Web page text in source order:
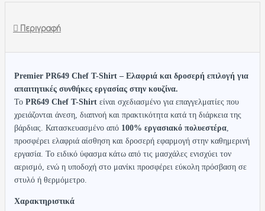
Περιγραφή
Premier PR649 Chef T-Shirt – Ελαφριά και δροσερή επιλογή για
απαιτητικές συνθήκες εργασίας στην κουζίνα.
Το PR649 Chef T-Shirt είναι σχεδιασμένο για επαγγελματίες που
χρειάζονται άνεση, διαπνοή και πρακτικότητα κατά τη διάρκεια της
βάρδιας. Κατασκευασμένο από 100% εργασιακό πολυεστέρα,
προσφέρει ελαφριά αίσθηση και δροσερή εφαρμογή στην καθημερινή
εργασία. Το ειδικό ύφασμα κάτω από τις μασχάλες ενισχύει τον
αερισμό, ενώ η υποδοχή στο μανίκι προσφέρει εύκολη πρόσβαση σε
στυλό ή θερμόμετρο.
Χαρακτηριστικά